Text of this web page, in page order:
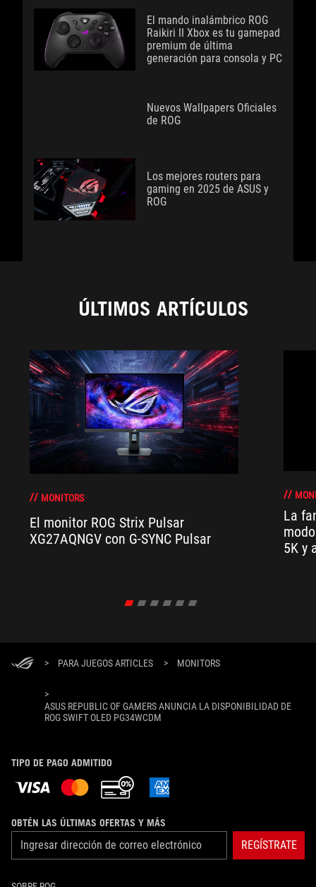
El mando inalámbrico ROG
Raikiri II Xbox es tu gamepad
premium de última
generación para consola y PC
Nuevos Wallpapers Oficiales
de ROG
Los mejores routers para
gaming en 2025 de ASUS y
ROG
ÚLTIMOS ARTÍCULOS
MONITORS
El monitor ROG Strix Pulsar
XG27AQNGV con G-SYNC Pulsar
La
5K y
> PARA JUEGOS ARTICLES > MONITORS
>
ASUS REPUBLIC OF GAMERS ANUNCIA LA DISPONIBILIDAD DE
ROG SWIFT OLED PG34WCDM
TIPO DE PAGO ADMITIDO
OBTÉN LAS ÚLTIMAS OFERTAS Y MÁS
REGÍSTRATE